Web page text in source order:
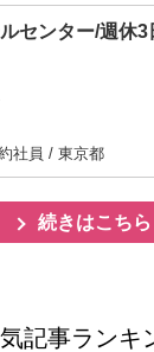
センター/週休3
社員 / 東京都
続きはこちら
記事ランキ